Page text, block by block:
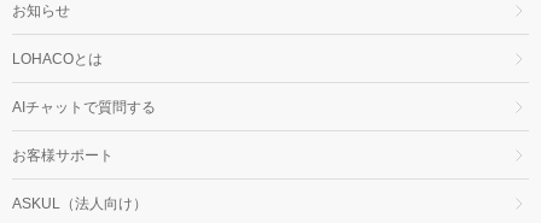
お知らせ
LOHACOとは
AIチャットで質問する
お客様サポート
ASKUL（法人向け）